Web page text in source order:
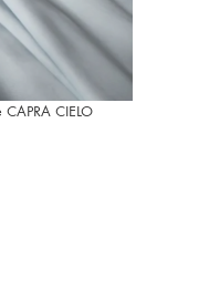
CIELO